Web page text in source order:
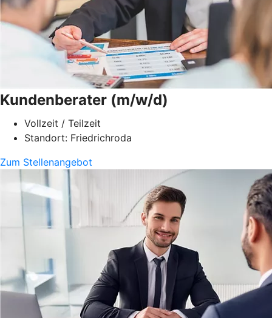
Kundenberater (m/w/d)
Vollzeit / Teilzeit
Standort: Friedrichroda
Zum Stellenangebot